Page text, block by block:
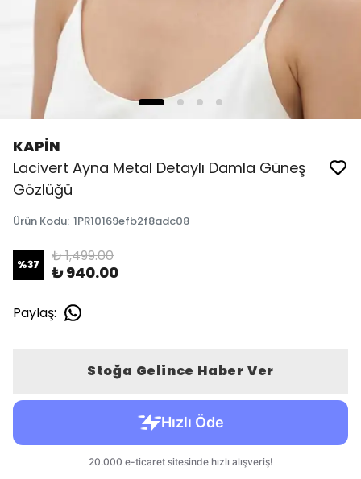
KAPİN
Lacivert Ayna Metal Detaylı Damla Güneş
Gözlüğü
Ürün Kodu: 1PR10169efb2f8adc08
%37 ₺ 1,499.00
₺ 940.00
Paylaş:
Stoğa Gelince Haber Ver